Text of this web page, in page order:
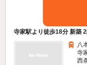
寺家駅より徒歩18分 新築
八
寺
西